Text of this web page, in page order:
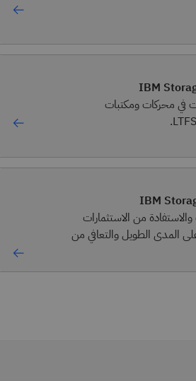
IBM
في محركات ومكتبات
IBM
من الاستثمارات
المدى الطويل والتعافي من